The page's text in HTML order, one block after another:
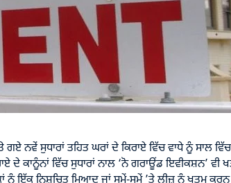
ਨਵੇਂ ਸੁਧਾਰਾਂ ਤਹਿਤ ਘਰਾਂ ਦੇ ਕਿਰਾਏ ਵਿੱਚ ਵਾਧੇ ਨੂੰ ਸਾਲ ਵਿੱਚ
ਦੇ ਕਾਨੂੰਨਾਂ ਵਿੱਚ ਸੁਧਾਰਾਂ ਨਾਲ ‘ਨੋ ਗਰਾਊਂਡ ਇਵੀਕਸ਼ਨ’ ਵੀ
ਨੂੰ ਇੱਕ ਨਿਸ਼ਚਿਤ ਮਿਆਦ ਜਾਂ ਸਮੇਂ-ਸਮੇਂ ’ਤੇ ਲੀਜ਼ ਨੂੰ ਖਤਮ ਕਰਨ